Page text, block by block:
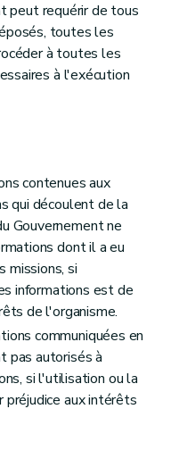
peut requérir de tous
toutes les
à toutes les
à l'exécution
contenues aux
qui découlent de la
Gouvernement ne
dont il a eu
missions, si
informations est de
de l'organisme.
communiquées en
pas autorisés à
si l'utilisation ou la
aux intérêts